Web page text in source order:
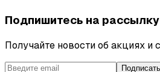
Подпишитесь на рассылку
Получайте новости об акциях и